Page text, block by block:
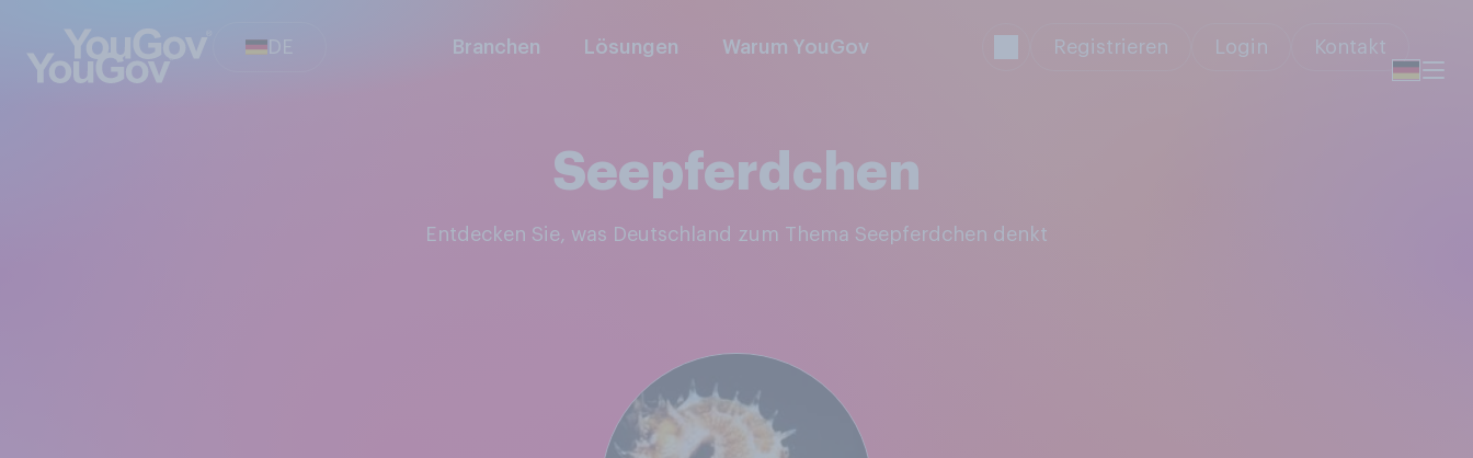
DE Branchen Lösungen Warum YouGov Registrieren Login Kontakt
Seepferdchen
Entdecken Sie, was Deutschland zum Thema Seepferdchen denkt